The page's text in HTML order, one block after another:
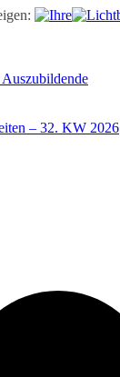
– 32. KW 2026